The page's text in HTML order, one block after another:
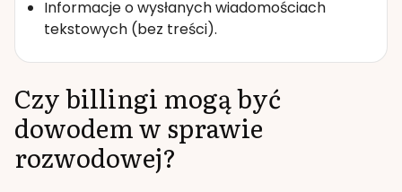
Informacje o wysłanych wiadomościach
tekstowych (bez treści).
Czy billingi mogą być
dowodem w sprawie
rozwodowej?